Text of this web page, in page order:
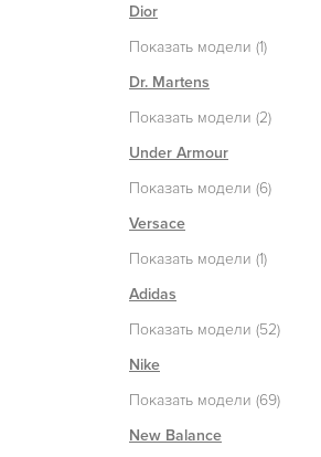
Dior
Показать модели (1)
Dr. Martens
Показать модели (2)
Under Armour
Показать модели (6)
Versace
Показать модели (1)
Adidas
Показать модели (52)
Nike
Показать модели (69)
New Balance